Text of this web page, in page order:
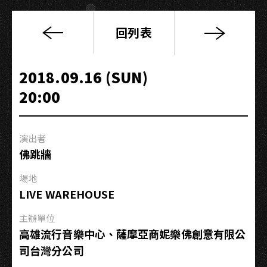
2018
－
高
雄
回列表
2018.09.16 (SUN)
20:00
演出者
佛跳牆
場地
LIVE WAREHOUSE
主辦單位
高雄流行音樂中心、薩摩亞商妮樂佛創意有限公
司台灣分公司